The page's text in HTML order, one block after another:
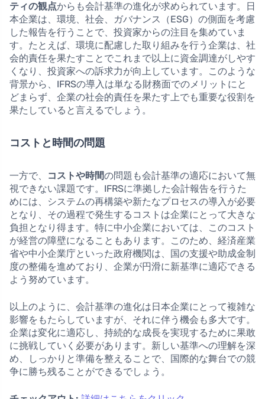
ティの観点からも会計基準の進化が求められています。日
本企業は、環境、社会、ガバナンス（ESG）の側面を考慮
した報告を行うことで、投資家からの注目を集めていま
す。たとえば、環境に配慮した取り組みを行う企業は、社
会的責任を果たすことでこれまで以上に資金調達がしやす
くなり、投資家への訴求力が向上しています。このような
背景から、IFRSの導入は単なる財務面でのメリットにと
どまらず、企業の社会的責任を果たす上でも重要な役割を
果たしていると言えるでしょう。
コストと時間の問題
一方で、 コストや時間の問題も会計基準の適応において無
視できない課題です。IFRSに準拠した会計報告を行うた
めには、システムの再構築や新たなプロセスの導入が必要
となり、その過程で発生するコストは企業にとって大きな
負担となり得ます。特に中小企業においては、このコスト
が経営の障壁になることもあります。このため、経済産業
省や中小企業庁といった政府機関は、国の支援や助成金制
度の整備を進めており、企業が円滑に新基準に適応できる
よう努めています。
以上のように、会計基準の進化は日本企業にとって複雑な
影響をもたらしていますが、それに伴う機会も多大です。
企業は変化に適応し、持続的な成長を実現するために果敢
に挑戦していく必要があります。新しい基準への理解を深
め、しっかりと準備を整えることで、国際的な舞台での競
争に勝ち残ることができるでしょう。